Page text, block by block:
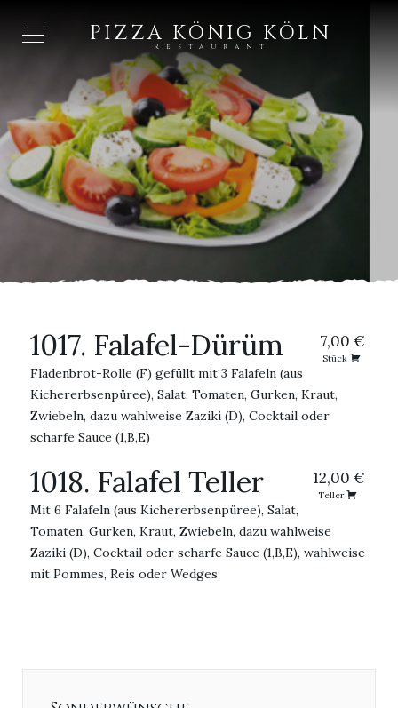
PIZZA KÖNIG KÖLN
Restaurant
1017. Falafel-Dürüm 7,00 €
Stück
Fladenbrot-Rolle (F) gefüllt mit 3 Falafeln (aus
Kichererbsenpüree), Salat, Tomaten, Gurken, Kraut,
Zwiebeln, dazu wahlweise Zaziki (D), Cocktail oder
scharfe Sauce (1,B,E)
1018. Falafel Teller 12,00 €
Teller
Mit 6 Falafeln (aus Kichererbsenpüree), Salat,
Tomaten, Gurken, Kraut, Zwiebeln, dazu wahlweise
Zaziki (D), Cocktail oder scharfe Sauce (1,B,E), wahlweise
mit Pommes, Reis oder Wedges